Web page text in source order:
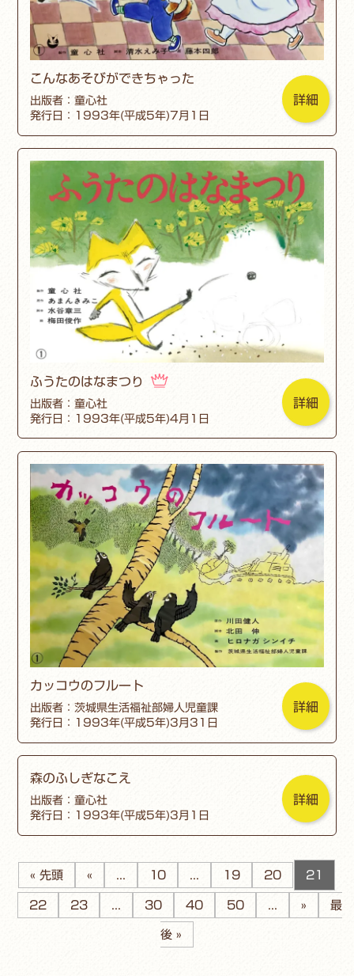
こんなあそびができちゃった
出版者：童心社
発行日：1993年(平成5年)7月1日
詳細
ふうたのはなまつり
出版者：童心社
発行日：1993年(平成5年)4月1日
詳細
カッコウのフルート
出版者：茨城県生活福祉部婦人児童課
発行日：1993年(平成5年)3月31日
詳細
森のふしぎなこえ
出版者：童心社
発行日：1993年(平成5年)3月1日
詳細
« 先頭 « ... 10 ... 19 20 21
22 23 ... 30 40 50 ... » 最
後 »